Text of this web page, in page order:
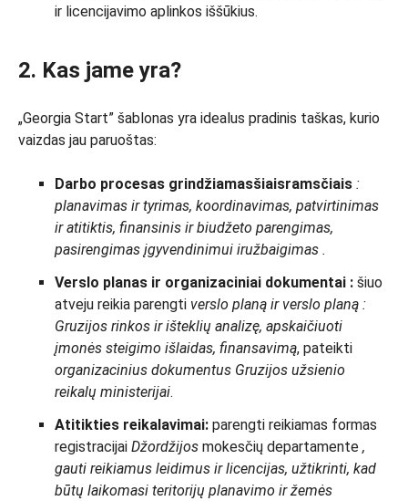
ir licencijavimo aplinkos iššūkius.
2. Kas jame yra?
„Georgia Start” šablonas yra idealus pradinis taškas, kurio
vaizdas jau paruoštas:
Darbo procesas grindžiamasšiaisramsčiais :
planavimas ir tyrimas, koordinavimas, patvirtinimas
ir atitiktis, finansinis ir biudžeto parengimas,
pasirengimas įgyvendinimui iružbaigimas .
Verslo planas ir organizaciniai dokumentai : šiuo
atveju reikia parengti verslo planą ir verslo planą :
Gruzijos rinkos ir išteklių analizę, apskaičiuoti
įmonės steigimo išlaidas, finansavimą, pateikti
organizacinius dokumentus Gruzijos užsienio
reikalų ministerijai.
Atitikties reikalavimai: parengti reikiamas formas
registracijai Džordžijos mokesčių departamente ,
gauti reikiamus leidimus ir licencijas, užtikrinti, kad
būtų laikomasi teritorijų planavimo ir žemės